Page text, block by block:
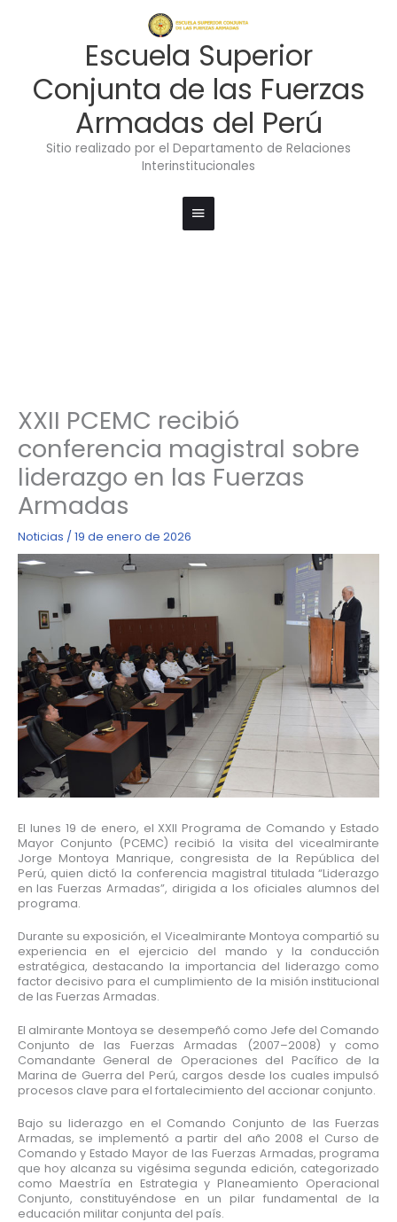
Escuela Superior
Conjunta de las Fuerzas
Armadas del Perú
Sitio realizado por el Departamento de Relaciones
Interinstitucionales
principal
XXII PCEMC recibió
conferencia magistral sobre
liderazgo en las Fuerzas
Armadas
Noticias / 19 de enero de 2026
El lunes 19 de enero, el XXII Programa de Comando y Estado
Mayor Conjunto (PCEMC) recibió la visita del vicealmirante
Jorge Montoya Manrique, congresista de la República del
Perú, quien dictó la conferencia magistral titulada “Liderazgo
en las Fuerzas Armadas”, dirigida a los oficiales alumnos del
programa.
Durante su exposición, el Vicealmirante Montoya compartió su
experiencia en el ejercicio del mando y la conducción
estratégica, destacando la importancia del liderazgo como
factor decisivo para el cumplimiento de la misión institucional
de las Fuerzas Armadas.
El almirante Montoya se desempeñó como Jefe del Comando
Conjunto de las Fuerzas Armadas (2007–2008) y como
Comandante General de Operaciones del Pacífico de la
Marina de Guerra del Perú, cargos desde los cuales impulsó
procesos clave para el fortalecimiento del accionar conjunto.
Bajo su liderazgo en el Comando Conjunto de las Fuerzas
Armadas, se implementó a partir del año 2008 el Curso de
Comando y Estado Mayor de las Fuerzas Armadas, programa
que hoy alcanza su vigésima segunda edición, categorizado
como Maestría en Estrategia y Planeamiento Operacional
Conjunto, constituyéndose en un pilar fundamental de la
educación militar conjunta del país.